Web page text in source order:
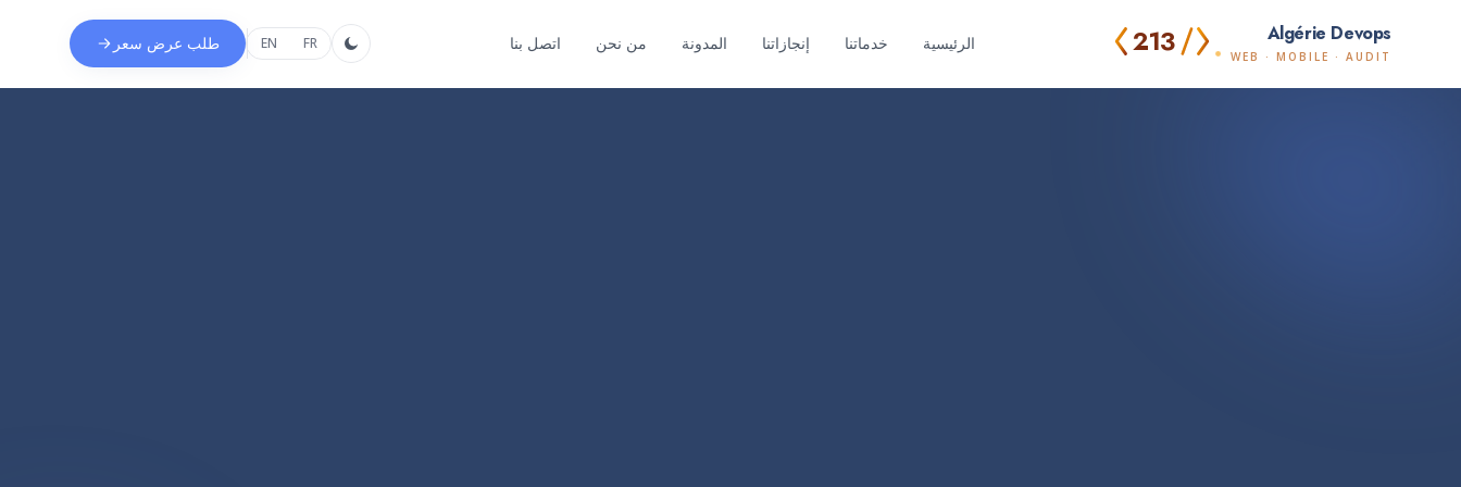
213 Algérie Devops
WEB · MOBILE · AUDIT
الرئيسية خدماتنا إنجازاتنا المدونة من نحن اتصل بنا FR
EN طلب عرض سعر